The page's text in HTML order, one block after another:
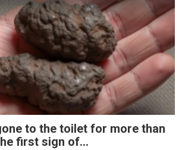
to the toilet for more than
first sign of...